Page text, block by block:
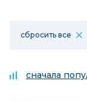
сбросить все
сначала